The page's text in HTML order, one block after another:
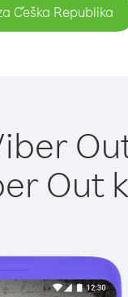
Češka Republika
Out